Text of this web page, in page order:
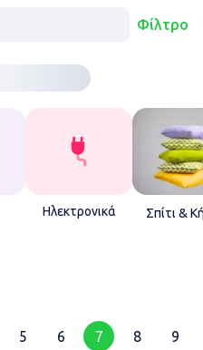
Φίλτρο
Ηλεκτρονικά Σπίτι &
5 6 7 8 9